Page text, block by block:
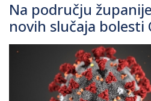
Na području
novih slučaja bolesti